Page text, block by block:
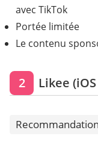
avec TikTok
Portée limitée
Le contenu
2 Likee